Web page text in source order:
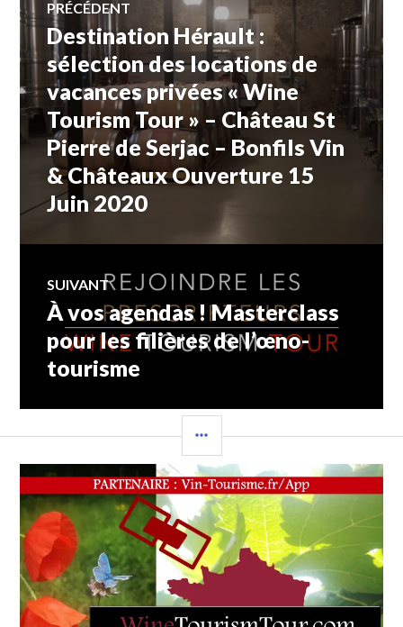
de
l’article
PRÉCÉDENT
Article
précédent :
Destination Hérault :
sélection des locations de
vacances privées « Wine
Tourism Tour » – Château St
Pierre de Serjac – Bonfils Vin
& Châteaux Ouverture 15
Juin 2020
SUIVANT
Article
Suivant:
À vos agendas ! Masterclass
pour les filières de l’œno-
tourisme
LATÉRALE